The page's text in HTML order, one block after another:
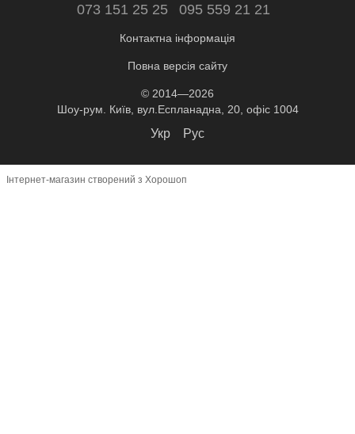
073 151 25 25 095 559 21 21
Контактна інформація
Повна версія сайту
© 2014—2026
Шоу-рум. Київ, вул.Еспланадна, 20, офіс 1004
Укр Рус
Інтернет-магазин створений з Хорошоп